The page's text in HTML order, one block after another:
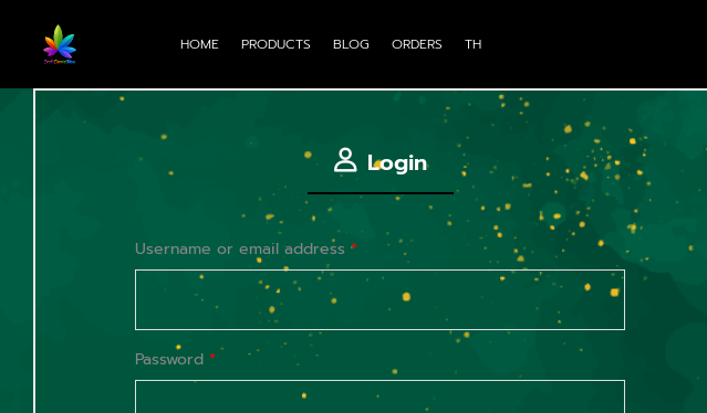
HOME PRODUCTS BLOG ORDERS TH
Login
Username or email address *
Password *